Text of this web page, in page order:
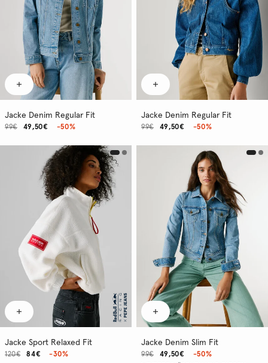
Jacke Denim Regular Fit
49,50€
99€ -50%
Jacke Denim Regular Fit
49,50€
99€ -50%
Jacke Sport Relaxed Fit
84€
120€ -30%
Jacke Denim Slim Fit
49,50€
99€
-50%